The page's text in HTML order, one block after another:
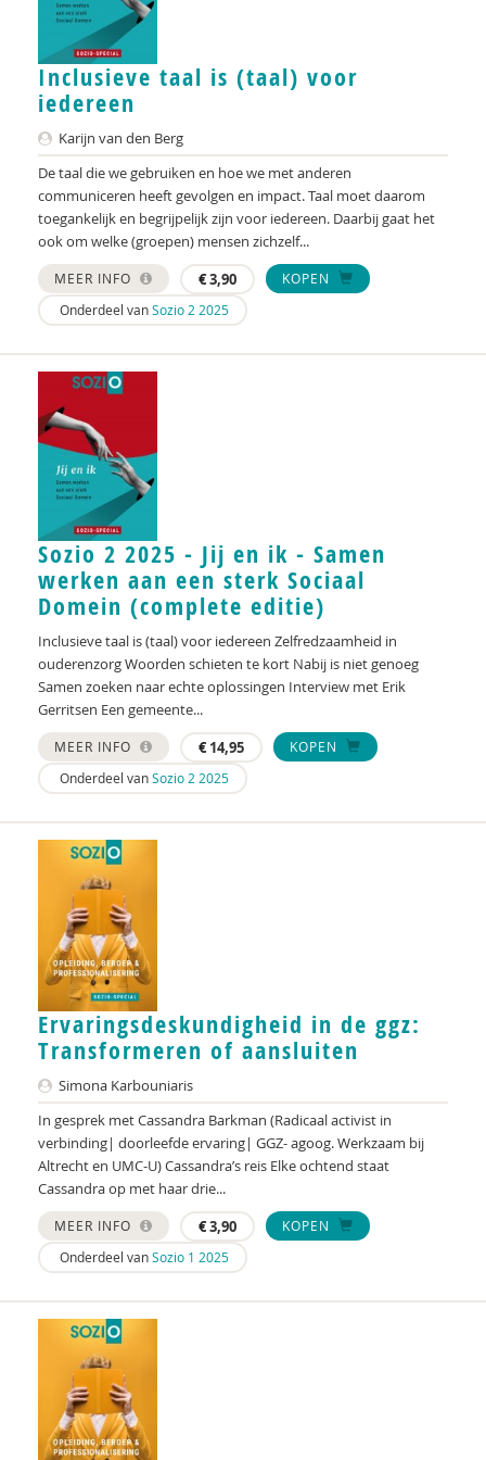
Jenthe Baeyens
Patricia Bakker
Ria Balm
Eva-Maria den Balvert
Fiet van Beek
Ton Beekman
Marloes Beijer
Ferdi Bekken en Gerda de Groot
Inge Belderbos-Jansen
Deirdre Beneken genaamd Kolmer
Bertus Benning
Joop Berding
Frank van den Berg
Karijn van den Berg
Gerda van den Berg-van Haaften
Marianne Berger
Lonneke Bierhoff
Gert Biesta
Marjolijn Bijvoets
Niels Bloembergen
Jacqueline Blok
Jan Blokker jr.
Geraldien Blokland
Jeroen Boekhoven
Karen Boele
Anne Boer
Marjan Boertjes
Ben Boksebeld
Arjan Bolt
Bodo Bombosch
Inclusieve taal is (taal) voor
iedereen
Karijn van den Berg
De taal die we gebruiken en hoe we met anderen
communiceren heeft gevolgen en impact. Taal moet daarom
toegankelijk en begrijpelijk zijn voor iedereen. Daarbij gaat het
ook om welke (groepen) mensen zichzelf...
MEER INFO €3,90
KOPEN
Onderdeel vanSozio 2 2025
Sozio 2 2025 - Jij en ik - Samen
werken aan een sterk Sociaal
Domein (complete editie)
Inclusieve taal is (taal) voor iedereen Zelfredzaamheid in
ouderenzorg Woorden schieten te kort Nabij is niet genoeg
Samen zoeken naar echte oplossingen Interview met Erik
Gerritsen Een gemeente...
MEER INFO €14,95
KOPEN
Onderdeel vanSozio 2 2025
Ervaringsdeskundigheid in de ggz:
Transformeren of aansluiten
Simona Karbouniaris
In gesprek met Cassandra Barkman (Radicaal activist in
verbinding| doorleefde ervaring| GGZ- agoog. Werkzaam bij
Altrecht en UMC-U) Cassandra’s reis Elke ochtend staat
Cassandra op met haar drie...
MEER INFO €3,90
KOPEN
Onderdeel vanSozio 1 2025